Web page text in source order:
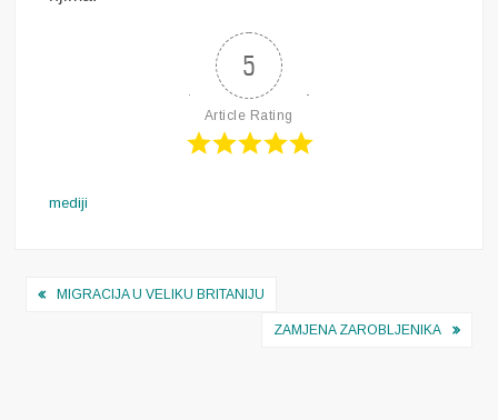
5
Article Rating
mediji
Navigacija
MIGRACIJA U VELIKU BRITANIJU
ZAMJENA ZAROBLJENIKA